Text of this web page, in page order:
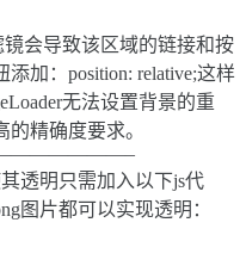
镜会导致该区域的链接和按
加：position: relative;这样
无法设置背景的重
精确度要求。
透明只需加入以下js代
图片都可以实现透明：